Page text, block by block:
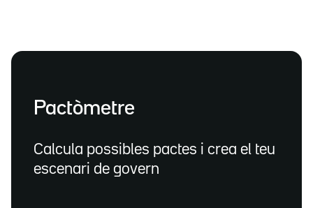
Pactòmetre
Calcula possibles pactes i crea el teu
escenari de govern